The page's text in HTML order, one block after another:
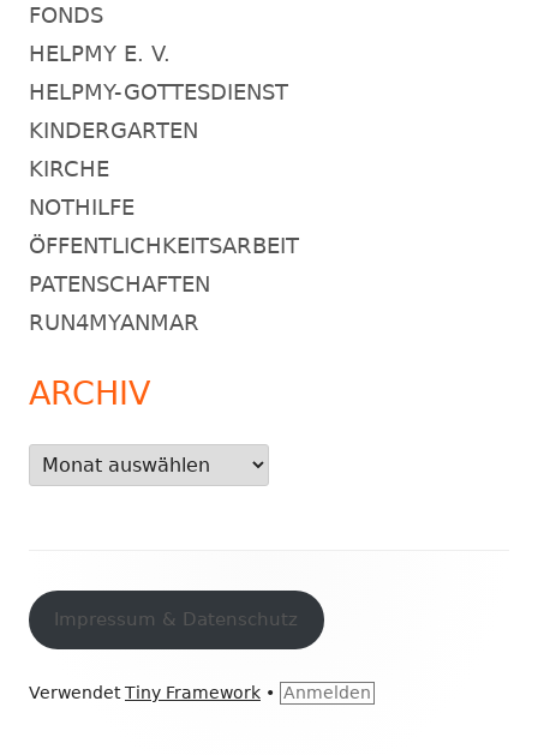
FONDS
HELPMY E. V.
HELPMY-GOTTESDIENST
KINDERGARTEN
KIRCHE
NOTHILFE
ÖFFENTLICHKEITSARBEIT
PATENSCHAFTEN
RUN4MYANMAR
ARCHIV
Archiv
Inhalt
Impressum & Datenschutz
VerwendetTiny Framework • Anmelden